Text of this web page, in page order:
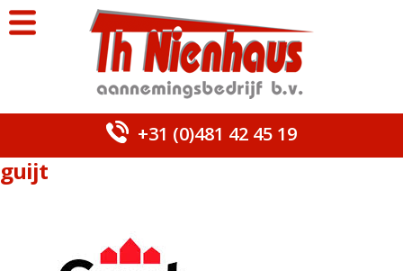
+31 (0)481 42 45 19
guijt